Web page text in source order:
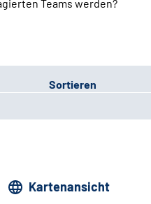
Teams werden?
Sortieren
Kartenansicht